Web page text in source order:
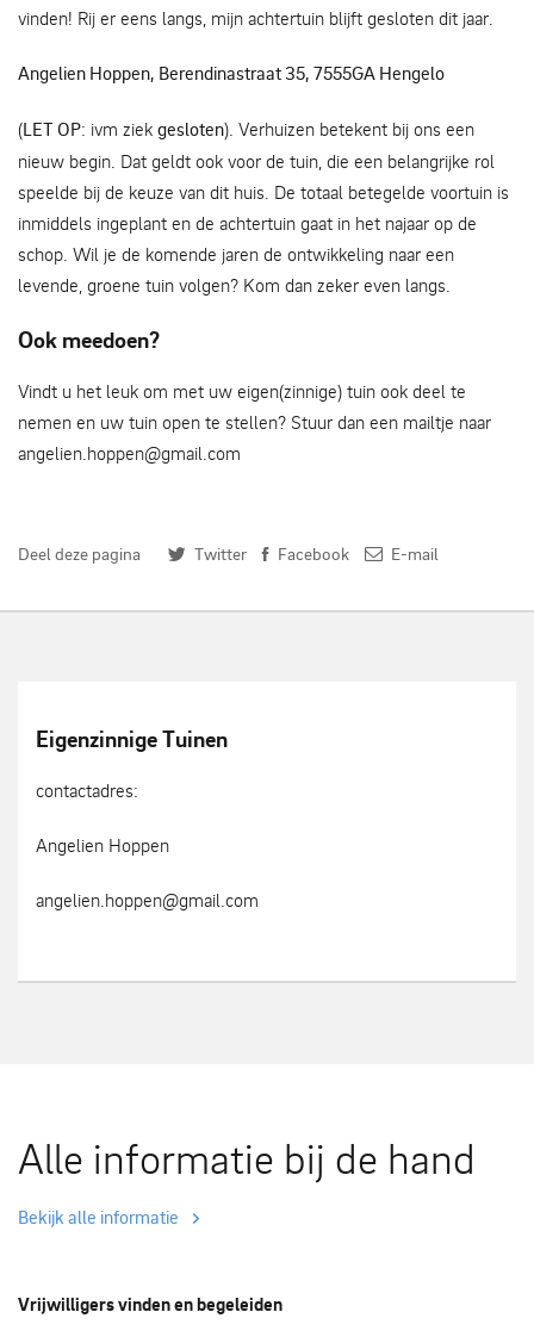
vinden! Rij er eens langs, mijn achtertuin blijft gesloten dit jaar.
Angelien Hoppen, Berendinastraat 35, 7555GA Hengelo
(LET OP: ivm ziek gesloten). Verhuizen betekent bij ons een
nieuw begin. Dat geldt ook voor de tuin, die een belangrijke rol
speelde bij de keuze van dit huis. De totaal betegelde voortuin is
inmiddels ingeplant en de achtertuin gaat in het najaar op de
schop. Wil je de komende jaren de ontwikkeling naar een
levende, groene tuin volgen? Kom dan zeker even langs.
Ook meedoen?
Vindt u het leuk om met uw eigen(zinnige) tuin ook deel te
nemen en uw tuin open te stellen? Stuur dan een mailtje naar
angelien.hoppen@gmail.com
Deel deze pagina Twitter Facebook E-mail
Eigenzinnige Tuinen
contactadres:
Angelien Hoppen
angelien.hoppen@gmail.com
Alle informatie bij de hand
Bekijk alle informatie
Vrijwilligers vinden en begeleiden